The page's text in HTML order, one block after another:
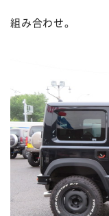
組み合わせ。